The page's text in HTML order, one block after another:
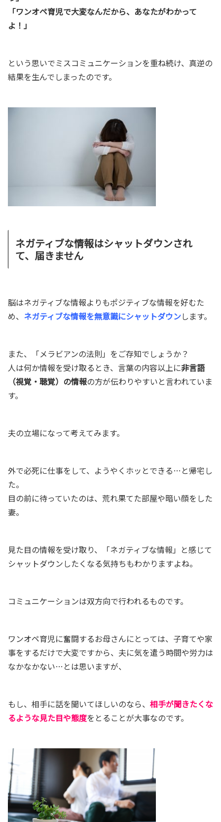
「ワンオペ育児で大変なんだから、あなたがわかって
よ！」
という思いでミスコミュニケーションを重ね続け、真逆の
結果を生んでしまったのです。
ネガティブな情報はシャットダウンされ
て、届きません
脳はネガティブな情報よりもポジティブな情報を好むた
め、 ネガティブな情報を無意識にシャットダウンします。
また、「メラビアンの法則」をご存知でしょうか？
人は何か情報を受け取るとき、言葉の内容以上に非言語
（視覚・聴覚）の情報の方が伝わりやすいと言われていま
す。
夫の立場になって考えてみます。
外で必死に仕事をして、ようやくホッとできる…と帰宅し
た。
目の前に待っていたのは、荒れ果てた部屋や暗い顔をした
妻。
見た目の情報を受け取り、「ネガティブな情報」と感じて
シャットダウンしたくなる気持ちもわかりますよね。
コミュニケーションは双方向で行われるものです。
ワンオペ育児に奮闘するお母さんにとっては、子育てや家
事をするだけで大変ですから、夫に気を遣う時間や労力は
なかなかない…とは思いますが、
もし、相手に話を聞いてほしいのなら、 相手が聞きたくな
るような見た目や態度をとることが大事なのです。